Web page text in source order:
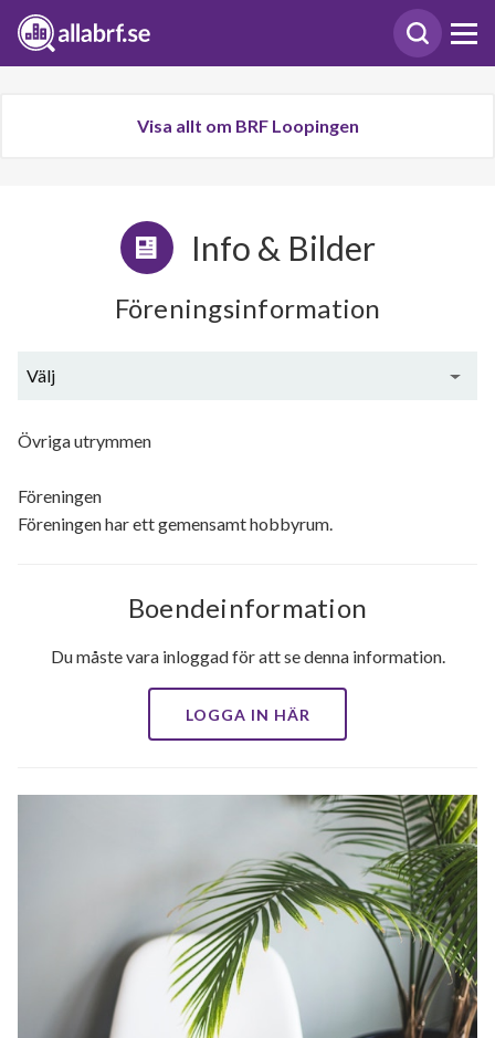
Visa allt om BRF Loopingen
Info & Bilder
Föreningsinformation
Välj
Övriga utrymmen
Föreningen
Föreningen har ett gemensamt hobbyrum.
Boendeinformation
Du måste vara inloggad för att se denna information.
LOGGA IN HÄR